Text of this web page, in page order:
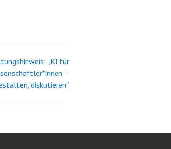
„KI für
–
diskutieren“